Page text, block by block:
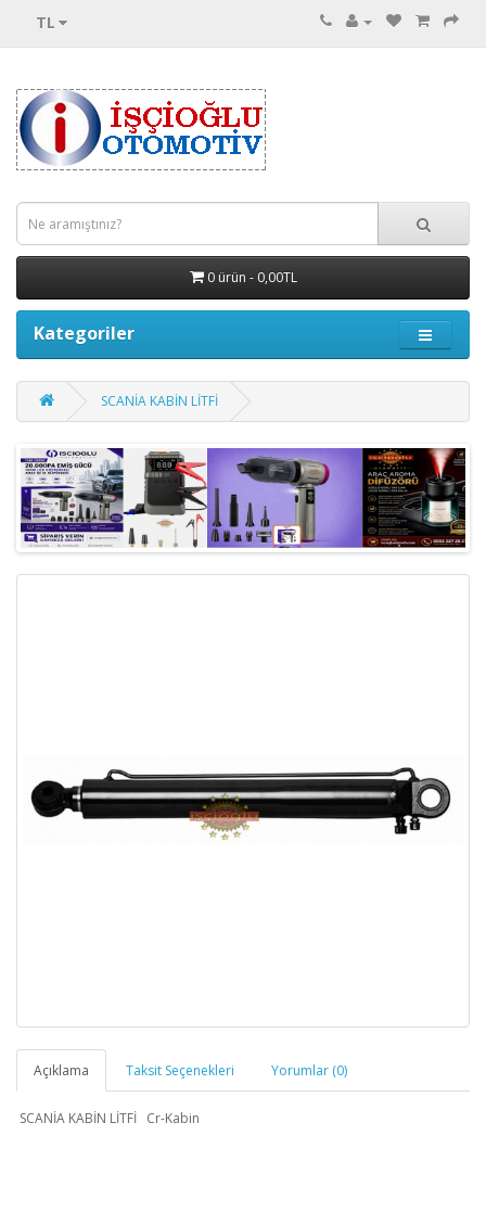
TL
0 ürün - 0,00TL
Kategoriler
SCANİA KABİN LİTFİ
Açıklama Taksit Seçenekleri Yorumlar (0)
SCANİA KABİN LİTFİ Cr-Kabin